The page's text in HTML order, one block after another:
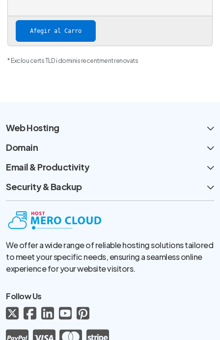
Afegir al Carro
* Exclou certs TLD i dominis recentment renovats
Web Hosting
Domain
Email & Productivity
Security & Backup
We offer a wide range of reliable hosting solutions tailored
to meet your specific needs, ensuring a seamless online
experience for your website visitors.
Follow Us